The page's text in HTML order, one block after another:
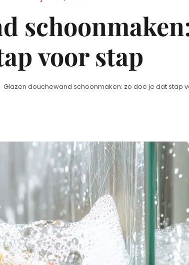
voor stap
Glazen douchewand schoonmaken: zo doe je dat stap